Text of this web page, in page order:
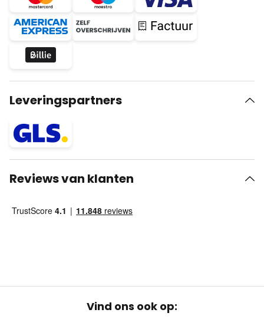
Leveringspartners
Reviews van klanten
Vind ons ook op: